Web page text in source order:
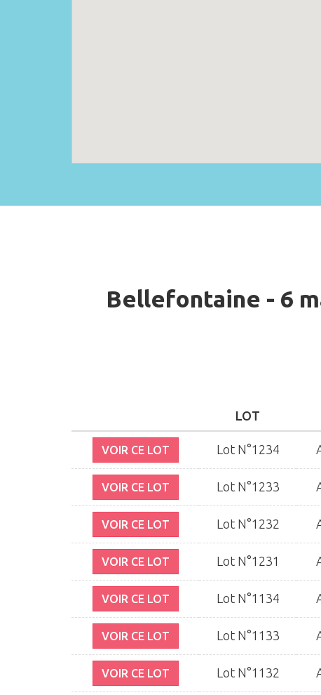
Bellefontaine - 6
LOT
VOIR CE LOT Lot N°1234
VOIR CE LOT Lot N°1233
VOIR CE LOT Lot N°1232
VOIR CE LOT Lot N°1231
VOIR CE LOT Lot N°1134
VOIR CE LOT Lot N°1133
VOIR CE LOT Lot N°1132